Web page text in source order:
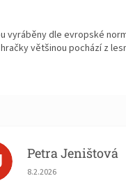
dle evropské
většinou pochází z
Petra Jeništová
Hodnocení obchodu je
8.2.2026